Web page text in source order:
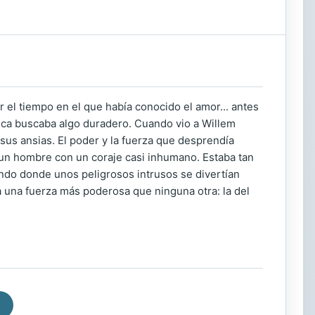
tiempo en el que había conocido el amor... antes
buscaba algo duradero. Cuando vio a Willem
ansias. El poder y la fuerza que desprendía
hombre con un coraje casi inhumano. Estaba tan
donde unos peligrosos intrusos se divertían
fuerza más poderosa que ninguna otra: la del